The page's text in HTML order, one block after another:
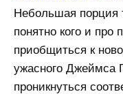
Небольшая порция
понятно кого и про
приобщиться к
ужасного Джеймса
проникнуться